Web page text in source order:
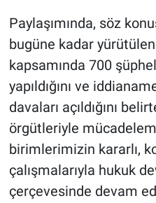
Paylaşımında, söz
bugüne kadar
kapsamında 700
yapıldığını ve
davaları açıldığını
örgütleriyle
birimlerimizin kararlı,
çalışmalarıyla hukuk
çerçevesinde devam